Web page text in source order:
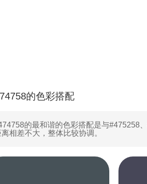
的色彩搭配
的最和谐的色彩搭配是与#475258、
相差不大，整体比较协调。